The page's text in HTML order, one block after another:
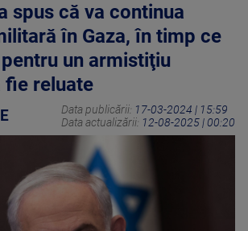
spus că va continua
în Gaza, în timp ce
un armistiţiu
fie reluate
Data publicării: 17-03-2024 | 15:59
Data actualizării: 12-08-2025 | 00:20